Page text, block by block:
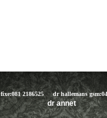
fixe:081 2186525 dr hallemans
dr